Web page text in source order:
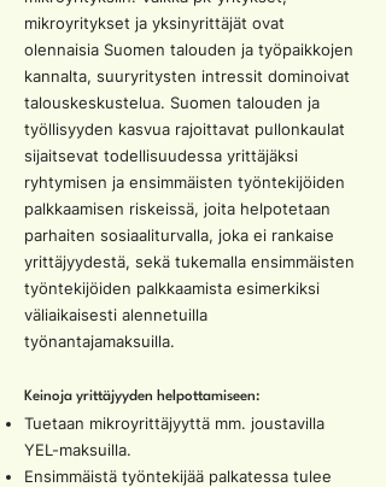
mikroyritykset ja yksinyrittäjät ovat
olennaisia Suomen talouden ja työpaikkojen
kannalta, suuryritysten intressit dominoivat
talouskeskustelua. Suomen talouden ja
työllisyyden kasvua rajoittavat pullonkaulat
sijaitsevat todellisuudessa yrittäjäksi
ryhtymisen ja ensimmäisten työntekijöiden
palkkaamisen riskeissä, joita helpotetaan
parhaiten sosiaaliturvalla, joka ei rankaise
yrittäjyydestä, sekä tukemalla ensimmäisten
työntekijöiden palkkaamista esimerkiksi
väliaikaisesti alennetuilla
työnantajamaksuilla.
Keinoja yrittäjyyden helpottamiseen:
Tuetaan mikroyrittäjyyttä mm. joustavilla
YEL-maksuilla.
Ensimmäistä työntekijää palkatessa tulee